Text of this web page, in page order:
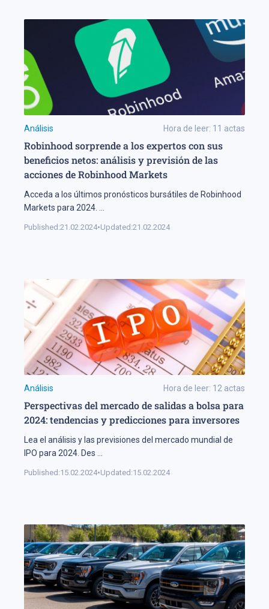
Análisis Hora de leer: 11 actas
Robinhood sorprende a los expertos con sus
beneficios netos: análisis y previsión de las
acciones de Robinhood Markets
Acceda a los últimos pronósticos bursátiles de Robinhood
Markets para 2024.
Published:21.02.2024•Updated:21.02.2024
Análisis Hora de leer: 12 actas
Perspectivas del mercado de salidas a bolsa para
2024: tendencias y predicciones para inversores
Lea el análisis y las previsiones del mercado mundial de
IPO para 2024. Des
Published:15.02.2024•Updated:15.02.2024